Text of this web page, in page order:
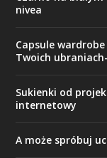
nivea
Capsule
Twoich
Sukienki od
internetowy
A może spróbuj